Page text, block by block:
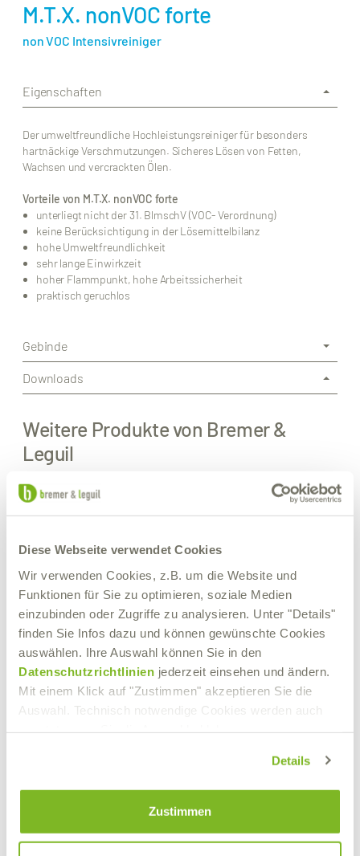
Diese Webseite verwendet Cookies
Wir verwenden Cookies, z.B. um die Website und
Funktionen für Sie zu optimieren, soziale Medien
einzubinden oder Zugriffe zu analysieren. Unter "Details"
finden Sie Infos dazu und können gewünschte Cookies
auswählen. Ihre Auswahl können Sie in den
Datenschutzrichtlinien jederzeit einsehen und ändern.
Mit einem Klick auf "Zustimmen" akzeptieren Sie die
Auswahl. Technisch notwendige Cookies werden auch
Details
Zustimmen
M.T.X. nonVOC forte
non VOC Intensivreiniger
Eigenschaften
Der umweltfreundliche Hochleistungsreiniger für besonders
hartnäckige Verschmutzungen. Sicheres Lösen von Fetten,
Wachsen und vercrackten Ölen.
Vorteile von M.T.X. nonVOC forte
unterliegt nicht der 31. BlmschV (VOC- Verordnung)
keine Berücksichtigung in der Lösemittelbilanz
hohe Umweltfreundlichkeit
sehr lange Einwirkzeit
hoher Flammpunkt, hohe Arbeitssicherheit
praktisch geruchlos
Gebinde
Downloads
Weitere Produkte von Bremer &
Leguil